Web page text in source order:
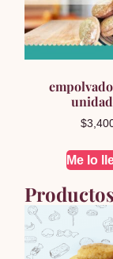
$
Me lo